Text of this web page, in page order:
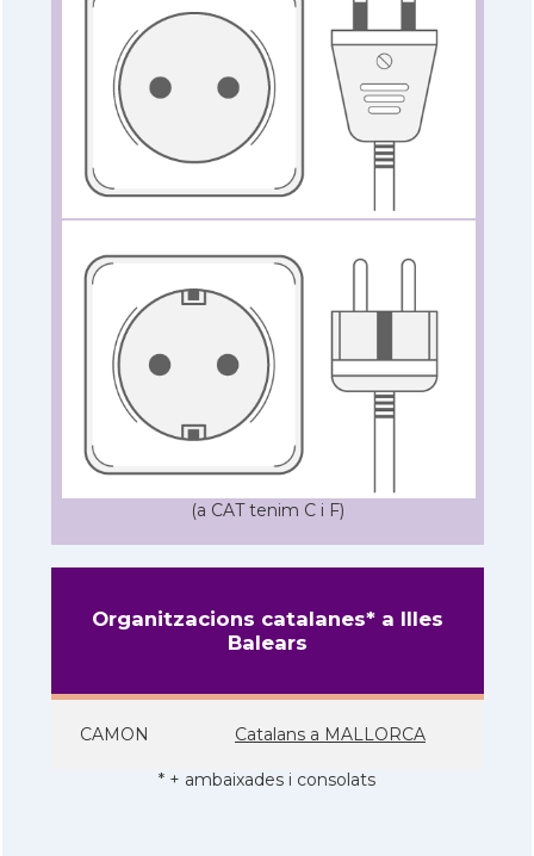
(a CAT tenim C i F)
Organitzacions catalanes* a Illes
Balears
CAMON Catalans a MALLORCA
* + ambaixades i consolats